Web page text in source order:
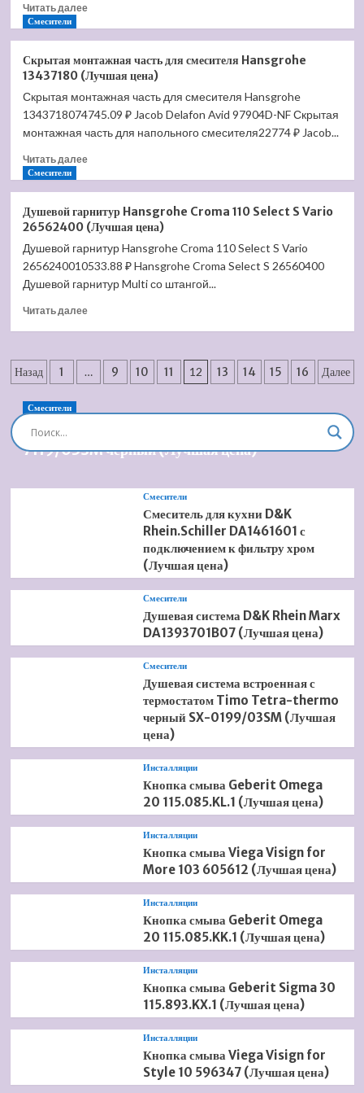
(7189/17SM)
матовое
цена)
Читать далееПрочитать
стойка
Hansgrohe
Croma
Select
S
2
Showerpipe
27255400
(Лучшая
цена)
Смесители
Скрытая монтажная часть для смесителя Hansgrohe
13437180 (Лучшая цена)
Скрытая монтажная часть для смесителя Hansgrohe
1343718074745.09 ₽ Jacob Delafon Avid 97904D-NF Скрытая
монтажная часть для напольного смесителя22774 ₽ Jacob...
Читать далееПрочитать
монтажная
часть
для
смесителя
Hansgrohe
(Лучшая
Смесители
Душевой гарнитур Hansgrohe Croma 110 Select S Vario
26562400 (Лучшая цена)
Душевой гарнитур Hansgrohe Croma 110 Select S Vario
2656240010533.88 ₽ Hansgrohe Croma Select S 26560400
Душевой гарнитур Multi со штангой...
Читать далееПрочитать
гарнитур
Hansgrohe
110
S
Пагинация
записей
Назад 1 … 9 10 11 12 13 14 15 16 Далее
Смесители
Душевая система встроенная Timo Briana SX-
7119/03SM черный (Лучшая цена)
Смесители
Смеситель для кухни D&K
Rhein.Schiller DA1461601 с
подключением к фильтру хром
(Лучшая цена)
Смесители
Душевая система D&K Rhein Marx
DA1393701B07 (Лучшая цена)
Смесители
Душевая система встроенная с
термостатом Timo Tetra-thermo
черный SX-0199/03SM (Лучшая
цена)
Инсталляции
Кнопка смыва Geberit Omega
20 115.085.KL.1 (Лучшая цена)
Инсталляции
Кнопка смыва Viega Visign for
More 103 605612 (Лучшая цена)
Инсталляции
Кнопка смыва Geberit Omega
20 115.085.KK.1 (Лучшая цена)
Инсталляции
Кнопка смыва Geberit Sigma 30
115.893.KX.1 (Лучшая цена)
Инсталляции
Кнопка смыва Viega Visign for
Style 10 596347 (Лучшая цена)